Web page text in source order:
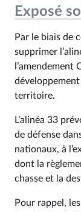
Exposé
Par le biais de
supprimer
l’amendement
développement
territoire.
L’alinéa 33
de défense
nationaux, à
dont la
chasse et la
Pour rappel,